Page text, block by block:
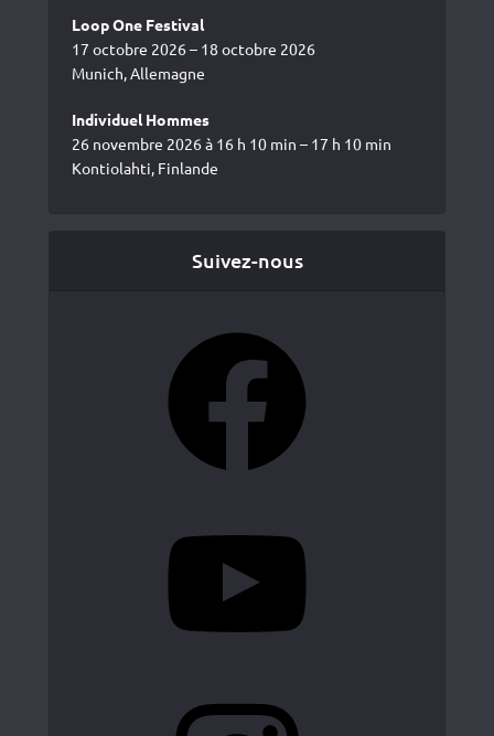
Loop One Festival
17 octobre 2026 – 18 octobre 2026
Munich, Allemagne
Individuel Hommes
26 novembre 2026 à 16 h 10 min – 17 h 10 min
Kontiolahti, Finlande
Suivez-nous